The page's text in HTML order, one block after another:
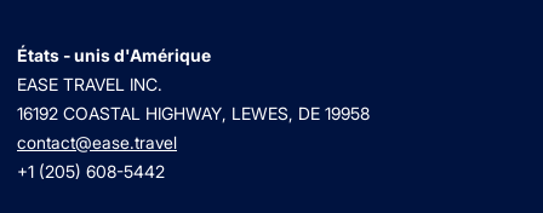
États - unis d'Amérique
EASE TRAVEL INC.
16192 COASTAL HIGHWAY, LEWES, DE 19958
contact@ease.travel
+1 (205) 608-5442